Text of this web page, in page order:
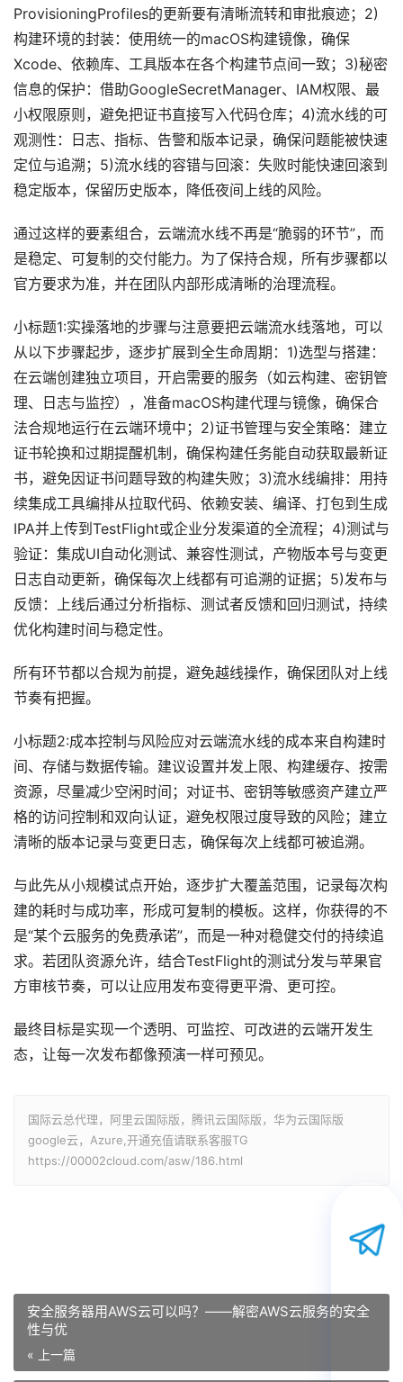
ProvisioningProfiles的更新要有清晰流转和审批痕迹；2)
构建环境的封装：使用统一的macOS构建镜像，确保
Xcode、依赖库、工具版本在各个构建节点间一致；3)秘密
信息的保护：借助GoogleSecretManager、IAM权限、最
小权限原则，避免把证书直接写入代码仓库；4)流水线的可
观测性：日志、指标、告警和版本记录，确保问题能被快速
定位与追溯；5)流水线的容错与回滚：失败时能快速回滚到
稳定版本，保留历史版本，降低夜间上线的风险。
通过这样的要素组合，云端流水线不再是“脆弱的环节”，而
是稳定、可复制的交付能力。为了保持合规，所有步骤都以
官方要求为准，并在团队内部形成清晰的治理流程。
小标题1:实操落地的步骤与注意要把云端流水线落地，可以
从以下步骤起步，逐步扩展到全生命周期：1)选型与搭建：
在云端创建独立项目，开启需要的服务（如云构建、密钥管
理、日志与监控），准备macOS构建代理与镜像，确保合
法合规地运行在云端环境中；2)证书管理与安全策略：建立
证书轮换和过期提醒机制，确保构建任务能自动获取最新证
书，避免因证书问题导致的构建失败；3)流水线编排：用持
续集成工具编排从拉取代码、依赖安装、编译、打包到生成
IPA并上传到TestFlight或企业分发渠道的全流程；4)测试与
验证：集成UI自动化测试、兼容性测试，产物版本号与变更
日志自动更新，确保每次上线都有可追溯的证据；5)发布与
反馈：上线后通过分析指标、测试者反馈和回归测试，持续
优化构建时间与稳定性。
所有环节都以合规为前提，避免越线操作，确保团队对上线
节奏有把握。
小标题2:成本控制与风险应对云端流水线的成本来自构建时
间、存储与数据传输。建议设置并发上限、构建缓存、按需
资源，尽量减少空闲时间；对证书、密钥等敏感资产建立严
格的访问控制和双向认证，避免权限过度导致的风险；建立
清晰的版本记录与变更日志，确保每次上线都可被追溯。
与此先从小规模试点开始，逐步扩大覆盖范围，记录每次构
建的耗时与成功率，形成可复制的模板。这样，你获得的不
是“某个云服务的免费承诺”，而是一种对稳健交付的持续追
求。若团队资源允许，结合TestFlight的测试分发与苹果官
方审核节奏，可以让应用发布变得更平滑、更可控。
最终目标是实现一个透明、可监控、可改进的云端开发生
态，让每一次发布都像预演一样可预见。
国际云总代理，阿里云国际版，腾讯云国际版，华为云国际版
google云，Azure,开通充值请联系客服TG
https://00002cloud.com/asw/186.html
安全服务器用AWS云可以吗？——解密AWS云服务的安全
性与优
« 上一篇